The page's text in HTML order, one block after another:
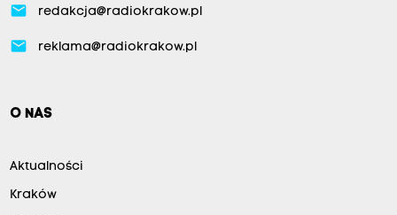
email redakcja@radiokrakow.pl
email reklama@radiokrakow.pl
O NAS
Aktualności
Kraków